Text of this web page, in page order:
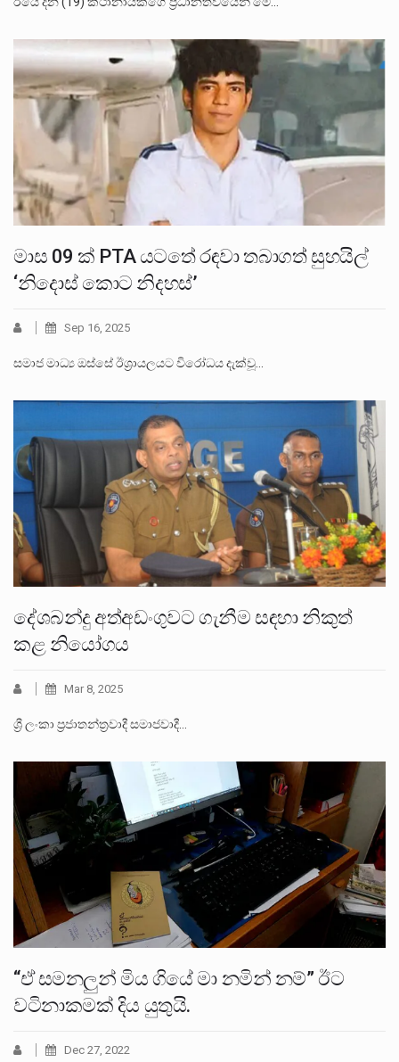
මාස 09 ක් PTA යටතේ රඳවා තබාගත් සුහයිල්
‘නිදොස් කොට නිදහස්’
Sep 16, 2025
සමාජ මාධ්‍ය ඔස්සේ ඊශ්‍රායලයට විරෝධය දැක්වූ…
දේශබන්දු අත්අඩංගුවට ගැනීම සඳහා නිකුත්
කළ නියෝගය
Mar 8, 2025
ශ්‍රී ලංකා ප්‍රජාතන්ත්‍රවාදී සමාජවාදී…
“ඒ සමනලුන් මිය ගියේ මා නමින් නම්” ඊට
වටිනාකමක් දිය යුතුයි.
Dec 27, 2022